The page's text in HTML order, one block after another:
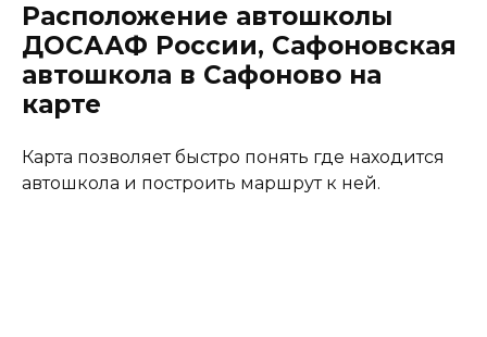
Расположение автошколы
ДОСААФ России, Сафоновская
автошкола в Сафоново на
карте
Карта позволяет быстро понять где находится
автошкола и построить маршрут к ней.